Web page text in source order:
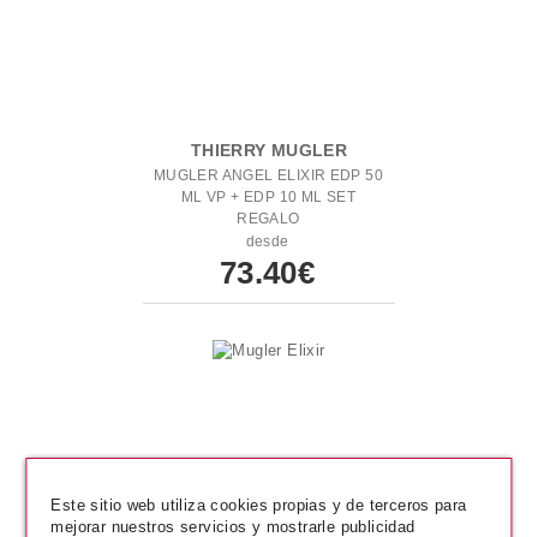
THIERRY MUGLER
MUGLER ANGEL ELIXIR EDP 50
ML VP + EDP 10 ML SET
REGALO
desde
73.40€
Este sitio web utiliza cookies propias y de terceros para
mejorar nuestros servicios y mostrarle publicidad